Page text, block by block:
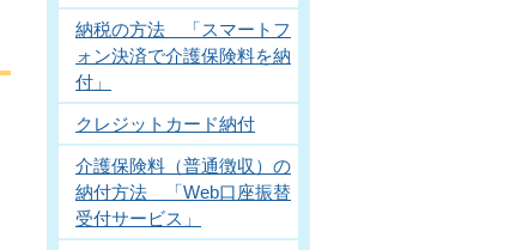
納税の方法 「スマートフ
ォン決済で介護保険料を納
付」
クレジットカード納付
介護保険料（普通徴収）の
納付方法 「Web口座振替
受付サービス」